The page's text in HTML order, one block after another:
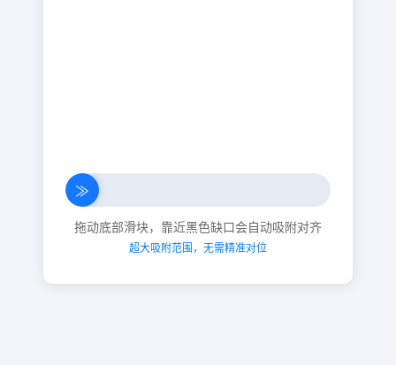
≫
拖动底部滑块，靠近黑色缺口会自动吸附对齐
超大吸附范围，无需精准对位